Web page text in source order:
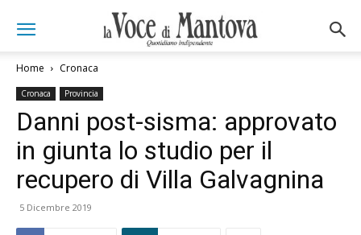
Home Cronaca
Cronaca Provincia
Danni post-sisma: approvato
in giunta lo studio per il
recupero di Villa Galvagnina
5 Dicembre 2019